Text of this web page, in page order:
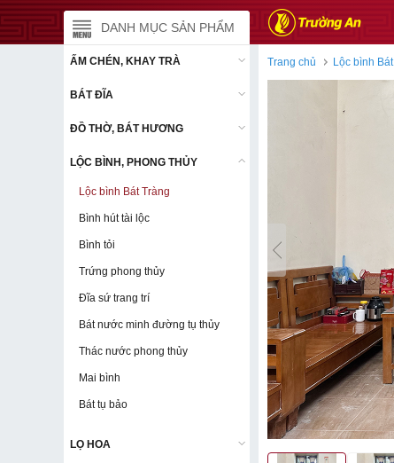
DANH MỤC SẢN PHẨM
ẤM CHÉN, KHAY TRÀ
BÁT ĐĨA
ĐỒ THỜ, BÁT HƯƠNG
LỘC BÌNH, PHONG THỦY
Lộc bình Bát Tràng
Bình hút tài lộc
Bình tỏi
Trứng phong thủy
Đĩa sứ trang trí
Bát nước minh đường tụ thủy
Thác nước phong thủy
Mai bình
Bát tụ bảo
LỌ HOA
DANH MỤC SẢN PHẨM
ẤM CHÉN, KHAY TRÀ
BÁT ĐĨA
ĐỒ THỜ, BÁT HƯƠNG
LỘC BÌNH, PHONG THỦY
Lộc bình Bát Tràng
Bình hút tài lộc
Bình tỏi
Trứng phong thủy
Đĩa sứ trang trí
Bát nước minh đường tụ thủy
Thác nước phong thủy
Mai bình
Bát tụ bảo
LỌ HOA
Trang chủ Lộc bình